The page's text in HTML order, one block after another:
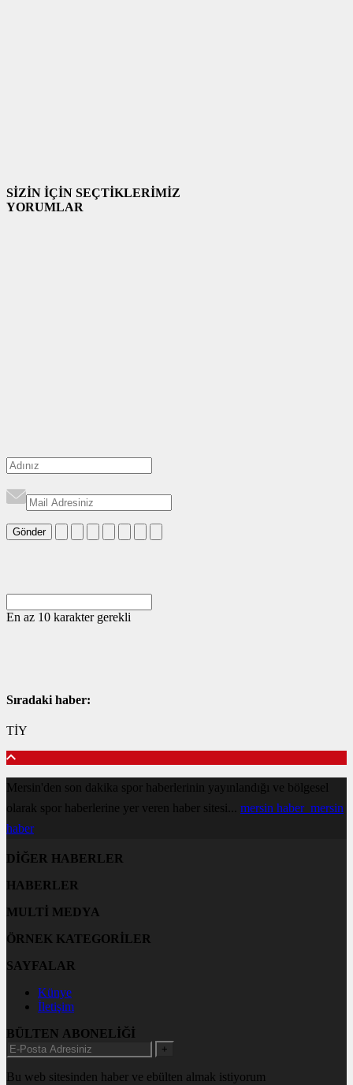
SİZİN İÇİN SEÇTİKLERİMİZ
YORUMLAR
Gönder
En az 10 karakter gerekli
Sıradaki haber:
TİY
Mersin'den son dakika spor haberlerinin yayınlandığı ve bölgesel
olarak spor haberlerine yer veren haber sitesi... mersin haber mersin
haber
DİĞER HABERLER
HABERLER
MULTİ MEDYA
ÖRNEK KATEGORİLER
SAYFALAR
Künye
İletişim
BÜLTEN ABONELİĞİ
+
Bu web sitesinden haber ve ebülten almak istiyorum